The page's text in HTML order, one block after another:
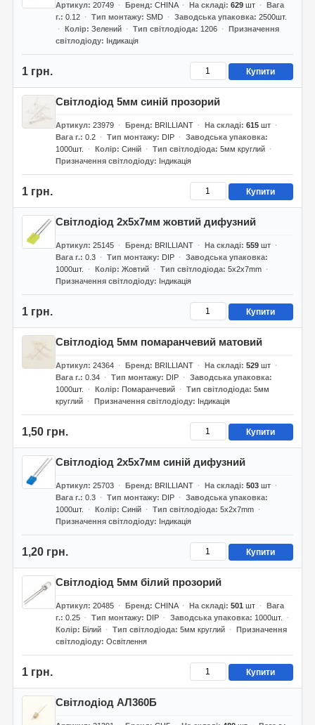
Артикул 20749 Бренд CHINA На складі 629шт
Вага
г. 0.12 Тип монтажу SMD Заводська упаковка 2500шт.
Колір Зелений Тип світлодіода 1206
Призначення
світлодіоду
Індикація
1 грн. Купити
Світлодіод 5мм синій прозорий
Артикул 23979 Бренд BRILLIANT На складі 615шт
Вага г. 0.2 Тип монтажу DIP
Заводська упаковка
1000шт.
Колір Синій Тип світлодіода 5мм круглий
Призначення світлодіоду
Індикація
1 грн. Купити
Світлодіод 2х5х7мм жовтий дифузний
Артикул 25145 Бренд BRILLIANT На складі 559шт
Вага г. 0.3 Тип монтажу DIP
Заводська упаковка
1000шт.
Колір Жовтий Тип світлодіода 5х2х7mm
Призначення світлодіоду
Індикація
1 грн. Купити
Світлодіод 5мм помаранчевий матовий
Артикул 24364 Бренд BRILLIANT На складі 529шт
Вага г. 0.34 Тип монтажу DIP
Заводська упаковка
1000шт.
Колір Помаранчевий Тип світлодіода 5мм
круглий
Призначення світлодіоду Індикація
1,50 грн. Купити
Світлодіод 2х5х7мм синій дифузний
Артикул 25703 Бренд BRILLIANT На складі 503шт
Вага г. 0.3 Тип монтажу DIP
Заводська упаковка
1000шт.
Колір Синій Тип світлодіода 5х2х7mm
Призначення світлодіоду
Індикація
1,20 грн. Купити
Світлодіод 5мм білий прозорий
Артикул 20485 Бренд CHINA На складі 501 шт
Вага
г. 0.25 Тип монтажу DIP Заводська упаковка
1000шт.
Колір
Білий Тип світлодіода 5мм круглий
Призначення
світлодіоду Освітлення
1 грн. Купити
Світлодіод АЛ360Б